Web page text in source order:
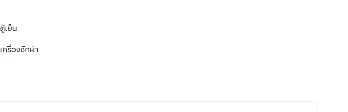
ตู้เย็น
เครื่องซักผ้า